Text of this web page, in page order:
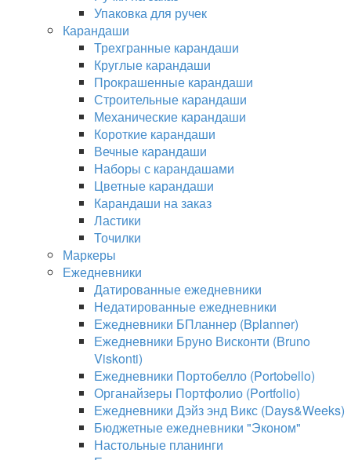
Упаковка для ручек
Карандаши
Трехгранные карандаши
Круглые карандаши
Прокрашенные карандаши
Строительные карандаши
Механические карандаши
Короткие карандаши
Вечные карандаши
Наборы с карандашами
Цветные карандаши
Карандаши на заказ
Ластики
Точилки
Маркеры
Ежедневники
Датированные ежедневники
Недатированные ежедневники
Ежедневники БПланнер (Bplanner)
Ежедневники Бруно Висконти (Bruno
Viskonti)
Ежедневники Портобелло (Portobello)
Органайзеры Портфолио (Portfolio)
Ежедневники Дэйз энд Викс (Days&Weeks)
Бюджетные ежедневники "Эконом"
Настольные планинги